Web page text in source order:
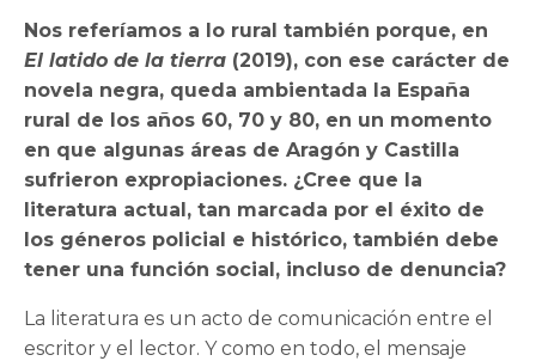
Nos referíamos a lo rural también porque, en
El latido de la tierra (2019), con ese carácter de
novela negra, queda ambientada la España
rural de los años 60, 70 y 80, en un momento
en que algunas áreas de Aragón y Castilla
sufrieron expropiaciones. ¿Cree que la
literatura actual, tan marcada por el éxito de
los géneros policial e histórico, también debe
tener una función social, incluso de denuncia?
La literatura es un acto de comunicación entre el
escritor y el lector. Y como en todo, el mensaje